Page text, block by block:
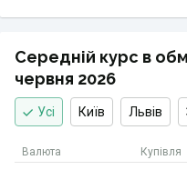
Середній курс в
червня 2026
Усі Київ Львів
Валюта Купівля